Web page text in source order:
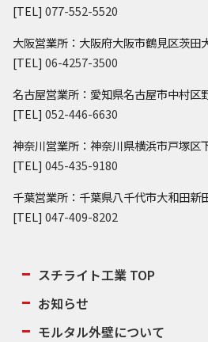
[TEL] 077-552-5520
大阪営業所：大阪府大阪市鶴見区茨田
[TEL] 06-4257-3500
名古屋営業所：愛知県名古屋市中村区
[TEL] 052-446-6630
神奈川営業所：神奈川県横浜市戸塚区
[TEL] 045-435-9180
千葉営業所：千葉県八千代市大和田新
[TEL] 047-409-8202
スチライト工業 TOP
お知らせ
モルタル外壁について